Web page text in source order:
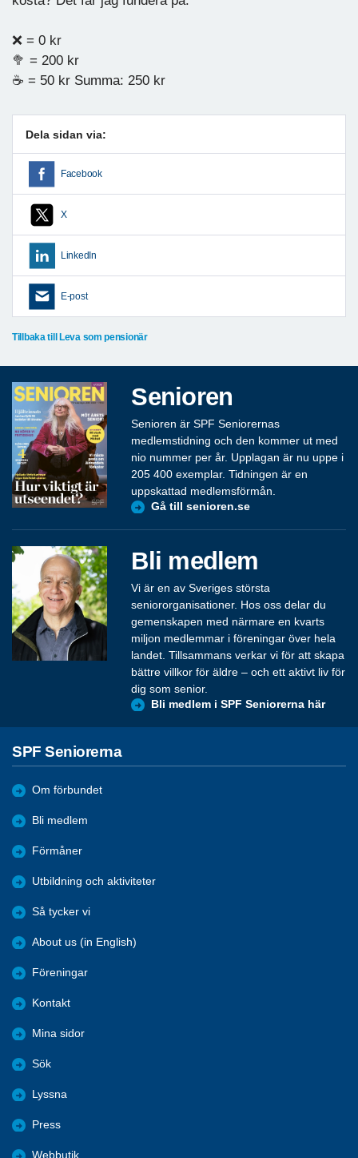
❌ = 0 kr
🥦 = 200 kr
☕️ = 50 kr Summa: 250 kr
Dela sidan via:
Facebook
X
LinkedIn
E-post
Tillbaka till Leva som pensionär
Senioren
Senioren är SPF Seniorernas
medlemstidning och den kommer ut med
nio nummer per år. Upplagan är nu uppe i
205 400 exemplar. Tidningen är en
uppskattad medlemsförmån.
Gå till senioren.se
Bli medlem
Vi är en av Sveriges största
seniororganisationer. Hos oss delar du
gemenskapen med närmare en kvarts
miljon medlemmar i föreningar över hela
landet. Tillsammans verkar vi för att skapa
bättre villkor för äldre – och ett aktivt liv för
dig som senior.
Bli medlem i SPF Seniorerna här
SPF Seniorerna
Om förbundet
Bli medlem
Förmåner
Utbildning och aktiviteter
Så tycker vi
About us (in English)
Föreningar
Kontakt
Mina sidor
Sök
Lyssna
Press
Webbutik